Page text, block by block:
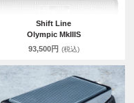
Shift Line
Olympic MkIIIS
93,500円 (税込)